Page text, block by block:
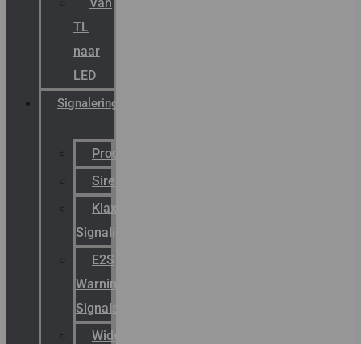
TL
naar
LED
Signalering
Productcatalogus
Sirena
Klaxon
Signaling
E2S
Warning
Signals
Wide